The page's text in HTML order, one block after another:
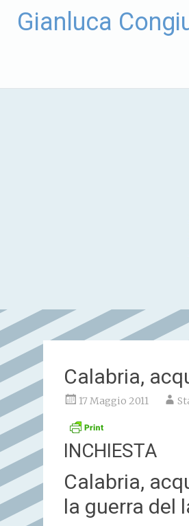
Gianluca
Calabria,
17 Maggio 2011
INCHIESTA
Calabria,
la guerra del